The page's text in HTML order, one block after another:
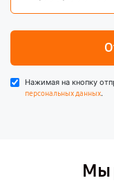
Нажимая на кнопку
персональных данных.
Мы